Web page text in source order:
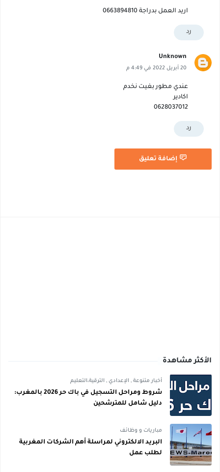
اريد العمل بدراجة 0663894810
رد
Unknown
20 أبريل 2022 في 4:49 م
عندي مطور بغيت نخدم
اكادير
0628037012
رد
إضافة تعليق
الأكثر مشاهدة
أخبار متنوعة , الإعدادي , الترقية،التعليم
شروط ومراحل التسجيل في باك حر 2026 بالمغرب:
دليل شامل للمترشحين
مباريات و وظائف
البريد الالكتروني لمراسلة أهم الشركات المغربية
لطلب عمل